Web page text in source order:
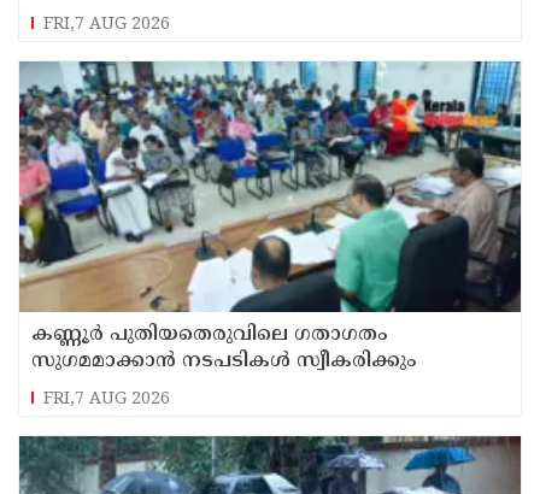
FRI,7 AUG 2026
കണ്ണൂർ പുതിയതെരുവിലെ ഗതാഗതം
സുഗമമാക്കാന്‍ നടപടികള്‍ സ്വീകരിക്കും
FRI,7 AUG 2026